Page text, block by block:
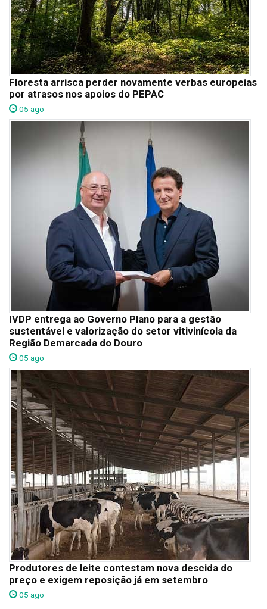
Floresta arrisca perder novamente verbas europeias
por atrasos nos apoios do PEPAC
05 ago
IVDP entrega ao Governo Plano para a gestão
sustentável e valorização do setor vitivinícola da
Região Demarcada do Douro
05 ago
Produtores de leite contestam nova descida do
preço e exigem reposição já em setembro
05 ago